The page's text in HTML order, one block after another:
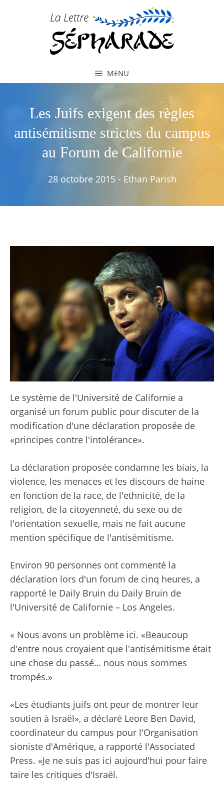
MENU
Les Juifs exigent des règles
antisémitisme strictes du campus
au Forum de Californie
28 octobre 2015 - Ethan Parish
Le système de l'Université de Californie a
organisé un forum public pour discuter de la
modification d'une déclaration proposée de
«principes contre l'intolérance».
La déclaration proposée condamne les biais, la
violence, les menaces et les discours de haine
en fonction de la race, de l'ethnicité, de la
religion, de la citoyenneté, du sexe ou de
l'orientation sexuelle, mais ne fait aucune
mention spécifique de l'antisémitisme.
Environ 90 personnes ont commenté la
déclaration lors d'un forum de cinq heures, a
rapporté le Daily Bruin du Daily Bruin de
l'Université de Californie – Los Angeles.
« Nous avons un problème ici. «Beaucoup
d'entre nous croyaient que l'antisémitisme était
une chose du passé… nous nous sommes
trompés.»
«Les étudiants juifs ont peur de montrer leur
soutien à Israël», a déclaré Leore Ben David,
coordinateur du campus pour l'Organisation
sioniste d'Amérique, a rapporté l'Associated
Press. «Je ne suis pas ici aujourd'hui pour faire
taire les critiques d'Israël.